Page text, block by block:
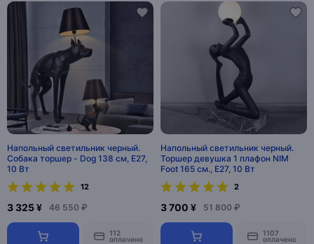
Напольный светильник черный.
Собака торшер - Dog 138 см, E27,
10 Вт
12
3 325 ¥ 46 550 ₽
112
оплачено
Напольный светильник черный.
Торшер девушка 1 плафон NIM
Foot 165 см., E27, 10 Вт
2
3 700 ¥ 51 800 ₽
1107
оплачено